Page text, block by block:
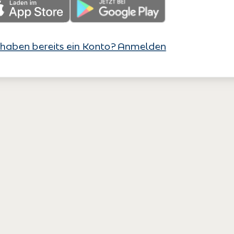
haben bereits ein Konto? Anmelden